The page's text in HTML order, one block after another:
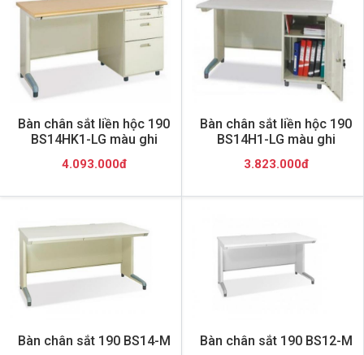
Bàn chân sắt liền hộc 190
BS14HK1-LG màu ghi
4.093.000đ
Bàn chân sắt liền hộc 190
BS14H1-LG màu ghi
3.823.000đ
Bàn chân sắt 190 BS14-M Bàn chân sắt 190 BS12-M